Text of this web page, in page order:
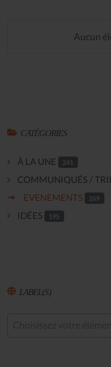
Aucun
CATÉGORIES
À LA UNE 241
COMMUNIQUÉS /
EVENEMENTS 269
IDÉES 195
LABEL(S)